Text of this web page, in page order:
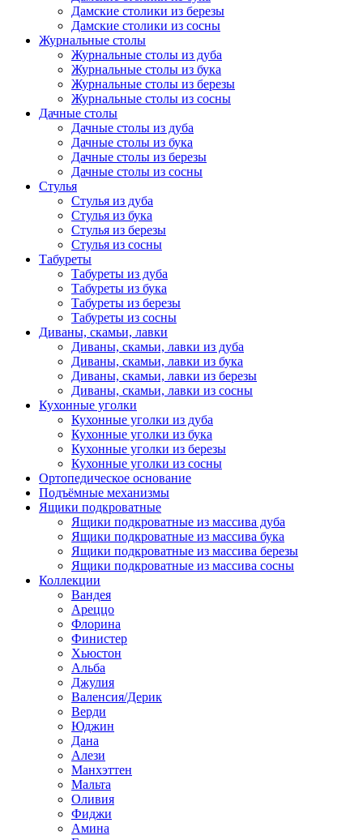
Дамские столики из березы
Дамские столики из сосны
Журнальные столы
Журнальные столы из дуба
Журнальные столы из бука
Журнальные столы из березы
Журнальные столы из сосны
Дачные столы
Дачные столы из дуба
Дачные столы из бука
Дачные столы из березы
Дачные столы из сосны
Стулья
Стулья из дуба
Стулья из бука
Стулья из березы
Стулья из сосны
Табуреты
Табуреты из дуба
Табуреты из бука
Табуреты из березы
Табуреты из сосны
Диваны, скамьи, лавки
Диваны, скамьи, лавки из дуба
Диваны, скамьи, лавки из бука
Диваны, скамьи, лавки из березы
Диваны, скамьи, лавки из сосны
Кухонные уголки
Кухонные уголки из дуба
Кухонные уголки из бука
Кухонные уголки из березы
Кухонные уголки из сосны
Ортопедическое основание
Подъёмные механизмы
Ящики подкроватные
Ящики подкроватные из массива дуба
Ящики подкроватные из массива бука
Ящики подкроватные из массива березы
Ящики подкроватные из массива сосны
Коллекции
Вандея
Ареццо
Флорина
Финистер
Хьюстон
Альба
Джулия
Валенсия/Дерик
Верди
Юджин
Дана
Алези
Манхэттен
Мальта
Оливия
Фиджи
Амина